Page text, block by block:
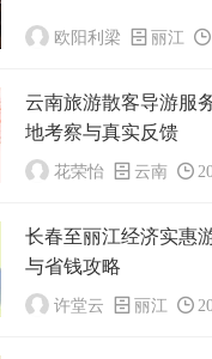
欧阳利梁 丽江
云南旅游散客导游服
地考察与真实反馈
花荣怡 云南
长春至丽江经济实惠
与省钱攻略
许堂云 丽江